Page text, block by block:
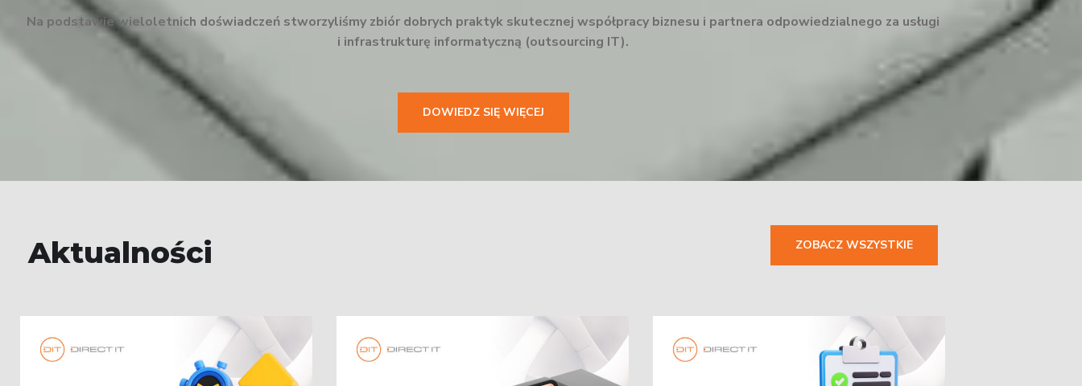
Na podstawie wieloletnich doświadczeń stworzyliśmy zbiór dobrych praktyk skutecznej współpracy biznesu i partnera odpowiedzialnego za usługi
i infrastrukturę informatyczną (outsourcing IT).
DOWIEDZ SIĘ WIĘCEJ
Aktualności ZOBACZ WSZYSTKIE